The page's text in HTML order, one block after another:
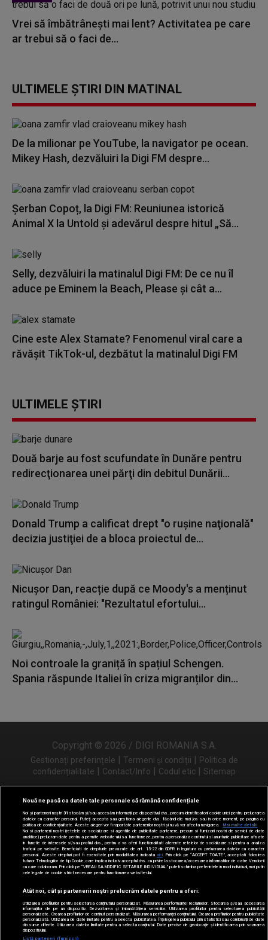
Vrei să îmbătrânești mai lent? Activitatea pe care
ar trebui să o faci de...
ULTIMELE ȘTIRI DIN MATINAL
De la milionar pe YouTube, la navigator pe ocean.
Mikey Hash, dezvăluiri la Digi FM despre...
Șerban Copoț, la Digi FM: Reuniunea istorică
Animal X la Untold și adevărul despre hitul „Să...
Selly, dezvăluiri la matinalul Digi FM: De ce nu îl
aduce pe Eminem la Beach, Please și cât a...
Cine este Alex Stamate? Fenomenul viral care a
răvășit TikTok-ul, dezbătut la matinalul Digi FM
ULTIMELE ȘTIRI
Două barje au fost scufundate în Dunăre pentru
redirecţionarea unei părţi din debitul Dunării...
Donald Trump a calificat drept "o ruşine naţională"
decizia justiţiei de a bloca proiectul de...
Nicușor Dan, reacție după ce Moody's a menținut
ratingul României: "Rezultatul efortului...
Noi controale la graniță în spațiul Schengen.
Spania răspunde Italiei în criza migranților din...
Copyright © 2026 / DIGI ROMANIA S.A.
Gestionați preferințele | Termeni și condiții | Politica de
confidențialitate | Contact/Info | Codul etic | Sitemap
Urmărește-ne și pe
Nouă ne pasă ca datele tale personale să rămână confidențiale
Noi și partenerii noștri31 stocăm și/sau accesăm informații pe dispozitivul dvs., precum identificatorii cookie unici pentru prelucrarea
datelor cu caracter personal. Puteți accepta sau gestiona alegerile dvs. făcând clic mai jos sau în orice moment, pe pagina cu
politica de confidențialitate. Aceste alegeri vor fi raportate partenerilor noștri și nu vă vor afecta navigarea.
Mai multe detalii
Noi si partenerii nostri (retelele de socializare si agentiile de publicitate partenere, precum si furnizorii nostri de servicii de date
analitice) prelucram date pentru a permite website-ului sa functioneze, pentru a personaliza continutul si anunturile publicitare afisate
in functie de interesele si/sau profilul dvs., pentru a va oferi functionalitati aferente retelelor de socializare si pentru a analiza
traficul pe website. Beneficiati de drepturile prevazute de art. 15-22 din GDPR in legatura cu prelucrarea datelor cu caracter
personal. Aceste drepturi pot fi exercitate prin modalitatea indicata aici. Prin click pe “ACCEPT TOATE”, acceptati folosirea
tuturor Tehnologiilor de tip Cookie, care implica inclusiv acceptul dvs. cu privire la stocarea/accesarea informatiilor de catre Vendor-ii
cu care colaboram. Prin click pe “VREAU SA MODIFIC SETARILE INDIVIDUAL” puteti schimba preferintele in mod individual, mai putin
cele legate de cookie strict necesare pentru functionarea website-ului.
Atât noi, cât și partenerii noștri prelucrăm datele pentru a oferi:
Utilizarea profilurilor pentru selectarea conținutului personalizat. Măsurarea performanței reclamelor. Stocarea și/sau accesarea
informațiilor de pe un dispozitiv. Dezvoltarea și îmbunătățirea serviciilor. Utilizarea profilurilor pentru selectarea publicității
personalizate. Crearea profilurilor de conținut personalizat. Măsurarea performanței conținutului. Crearea profilurilor pentru publicitate
personalizată. Utilizarea de date limitate pentru a selecta publicitatea. Înțelegerea publicului prin statistici sau combinații de date
din surse diferite. Utilizarea datelor limitate pentru a selecta conținutul. Date precise de geolocație și identificarea prin scanarea
dispozitivului.
Listă parteneri (furnizori)